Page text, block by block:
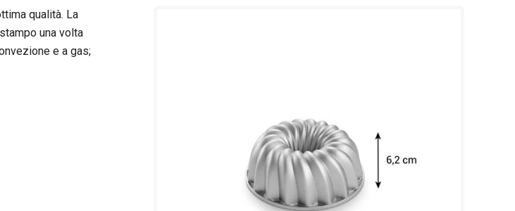
qualità. La
una volta
e a gas;